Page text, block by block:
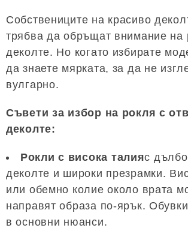
Собствениците на красиво
трябва да обръщат внимание на
деколте. Но когато избирате
да знаете мярката, за да не
вулгарно.
Съвети за избор на рокля с
деколте:
Рокли с висока талияс
деколте и широки презрамки.
или обемно колие около врата
направят образа по-ярък.
в основни нюанси.